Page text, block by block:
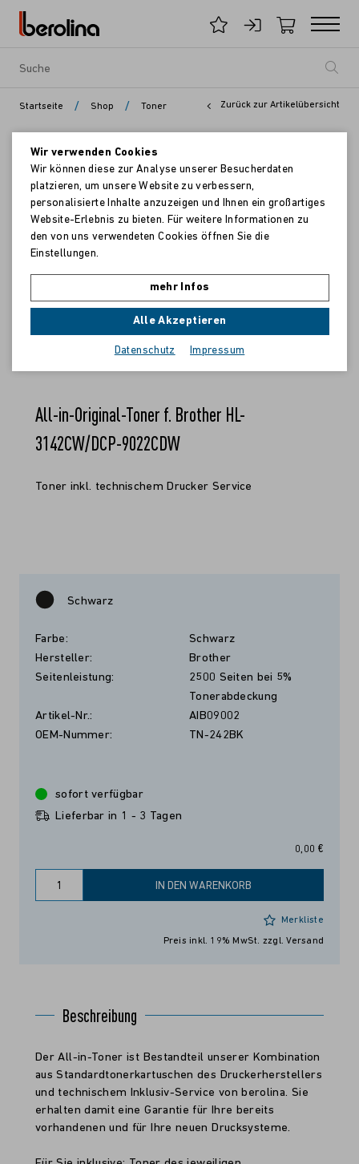
Startseite / Shop / Toner Zurück zur Artikelübersicht
All-in-Original-Toner f. Brother HL-
3142CW/DCP-9022CDW
Toner inkl. technischem Drucker Service
Schwarz
Farbe:
Schwarz
Hersteller:
Brother
Seitenleistung:
2500 Seiten bei 5%
Tonerabdeckung
Artikel-Nr.:
AIB09002
OEM-Nummer:
TN-242BK
0,00 €
sofort verfügbar
Lieferbar in 1 - 3 Tagen
IN DEN WARENKORB
Merkliste
Preis inkl. 19% MwSt. zzgl. Versand
Beschreibung
Der All-in-Toner ist Bestandteil unserer Kombination
aus Standardtonerkartuschen des Druckerherstellers
und technischem Inklusiv-Service von berolina. Sie
erhalten damit eine Garantie für Ihre bereits
vorhandenen und für Ihre neuen Drucksysteme.
Wir verwenden Cookies
Wir können diese zur Analyse unserer Besucherdaten
platzieren, um unsere Website zu verbessern,
personalisierte Inhalte anzuzeigen und Ihnen ein großartiges
Website-Erlebnis zu bieten. Für weitere Informationen zu
den von uns verwendeten Cookies öffnen Sie die
Einstellungen.
mehr Infos
Alle Akzeptieren
Datenschutz Impressum